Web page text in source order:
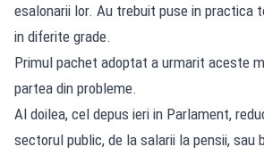
esalonarii lor. Au trebuit puse in practica
in diferite grade.
Primul pachet adoptat a urmarit aceste
partea din probleme.
Al doilea, cel depus ieri in Parlament,
sectorul public, de la salarii la pensii, sau